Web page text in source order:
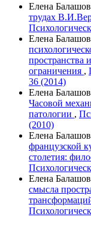
Елена
трудах
Елена
пространства
ограничения ,
36 (2014)
Елена
Часовой
патологии ,
(2010)
Елена
французской
столетия:
Елена
смысла